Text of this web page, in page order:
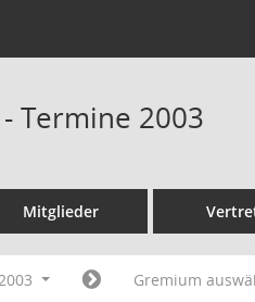
Termine 2003
Mitglieder
Gremium